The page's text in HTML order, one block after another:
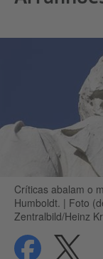
Críticas abalam o
Humboldt. | Foto
Zentralbild/Heinz
compartilhar